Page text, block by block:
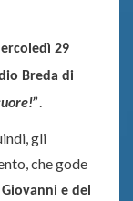
29
Breda di
.
gli
che gode
e del